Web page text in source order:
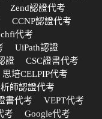
Zend認證代考
CCNP認證代考
代考
UiPath認證
證
CSC證書代考
思培CELPIP代考
師認證代考
書代考
VEPT代考
考
Google代考